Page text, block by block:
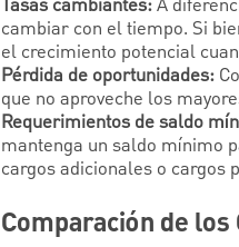
Tasas cambiantes:A
cambiar con el tiempo. Si
el crecimiento potencial
Pérdida de oportunidades:
que no aproveche los
Requerimientos de saldo
mantenga un saldo mínimo
cargos adicionales o cargos
Comparación de